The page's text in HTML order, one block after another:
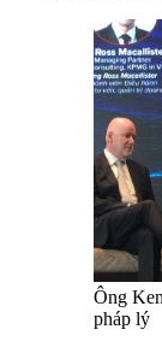
Ông
pháp lý